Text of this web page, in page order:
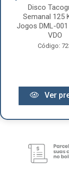
Disco
Semanal 125
Jogos DML-
VDO
Código:
Ver